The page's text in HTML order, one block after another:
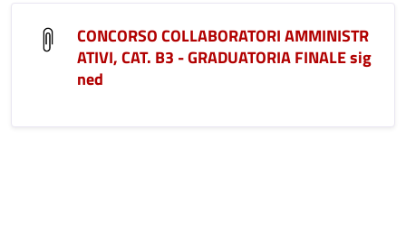
CONCORSO COLLABORATORI AMMINISTR
ATIVI, CAT. B3 - GRADUATORIA FINALE sig
ned